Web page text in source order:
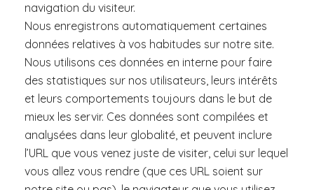
navigation du visiteur.
Nous enregistrons automatiquement certaines
données relatives à vos habitudes sur notre site.
Nous utilisons ces données en interne pour faire
des statistiques sur nos utilisateurs, leurs intérêts
et leurs comportements toujours dans le but de
mieux les servir. Ces données sont compilées et
analysées dans leur globalité, et peuvent inclure
l’URL que vous venez juste de visiter, celui sur lequel
vous allez vous rendre (que ces URL soient sur